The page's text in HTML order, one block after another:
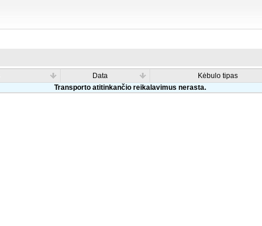
Data Kėbulo tipas
Transporto atitinkančio reikalavimus nerasta.